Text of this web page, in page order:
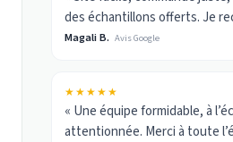
des échantillons offerts. Je
Magali B. Avis Google
★★★★★
« Une équipe formidable, à
attentionnée. Merci à toute